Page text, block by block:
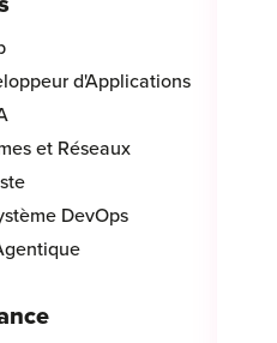
d'Applications
et Réseaux
DevOps